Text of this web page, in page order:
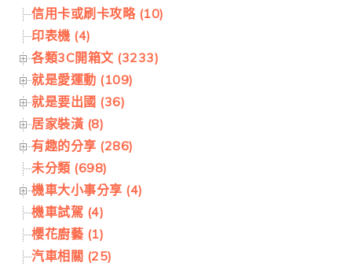
信用卡或刷卡攻略 (10)
印表機 (4)
各類3C開箱文 (3233)
就是愛運動 (109)
就是要出國 (36)
居家裝潢 (8)
有趣的分享 (286)
未分類 (698)
機車大小事分享 (4)
機車試駕 (4)
櫻花廚藝 (1)
汽車相關 (25)